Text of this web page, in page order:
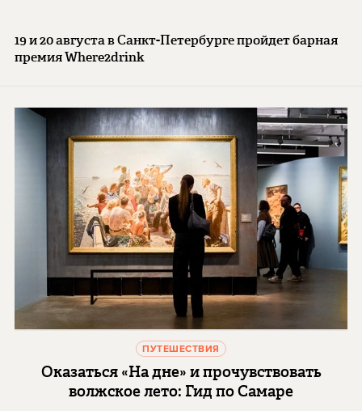
19 и 20 августа в Санкт-Петербурге пройдет барная
премия Where2drink
ПУТЕШЕСТВИЯ
Оказаться «На дне» и прочувствовать
волжское лето: Гид по Самаре